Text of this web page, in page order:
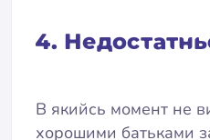
4.
В якийсь момент не
хорошими батьками